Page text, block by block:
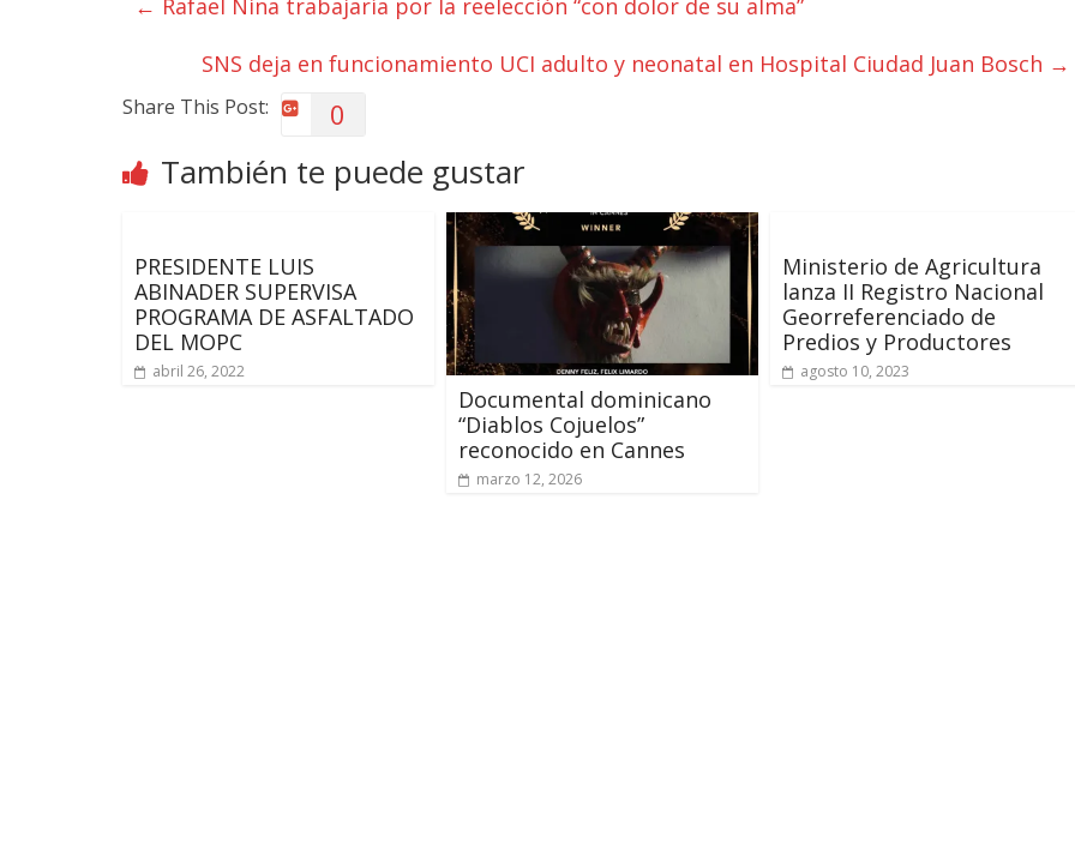
SNS deja en funcionamiento UCI adulto y neonatal en Hospital Ciudad Juan Bosch →
Share This Post: 0
También te puede gustar
PRESIDENTE LUIS
ABINADER SUPERVISA
PROGRAMA DE ASFALTADO
DEL MOPC
abril 26, 2022
Documental dominicano
“Diablos Cojuelos”
reconocido en Cannes
marzo 12, 2026
Ministerio de Agricultura
lanza II Registro Nacional
Georreferenciado de
Predios y Productores
agosto 10, 2023